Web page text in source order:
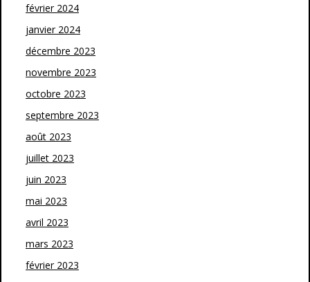
février 2024
janvier 2024
décembre 2023
novembre 2023
octobre 2023
septembre 2023
août 2023
juillet 2023
juin 2023
mai 2023
avril 2023
mars 2023
février 2023